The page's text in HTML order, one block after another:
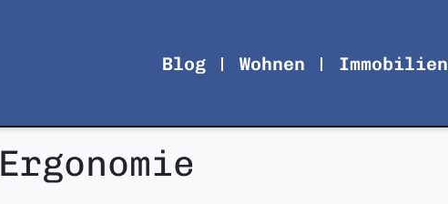
Blog Wohnen Immobilien
Ergonomie